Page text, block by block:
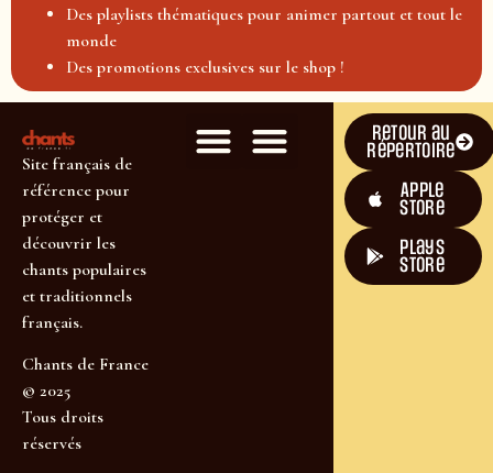
Des playlists thématiques pour animer partout et tout le
monde
Des promotions exclusives sur le shop !
Site français de
référence pour
protéger et
découvrir les
chants populaires
et traditionnels
français.
Chants de France
© 2025
Tous droits
réservés
Retour au
répertoire
Apple
Store
plays
store